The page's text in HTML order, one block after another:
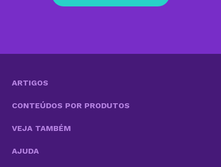
ARTIGOS
CONTEÚDOS POR PRODUTOS
VEJA TAMBÉM
AJUDA